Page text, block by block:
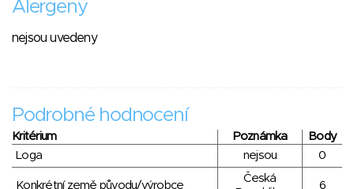
Alergeny
nejsou uvedeny
Podrobné hodnocení
Kritérium Poznámka
Body
Loga
nejsou 0
Konkrétní země původu/výrobce
Česká
6